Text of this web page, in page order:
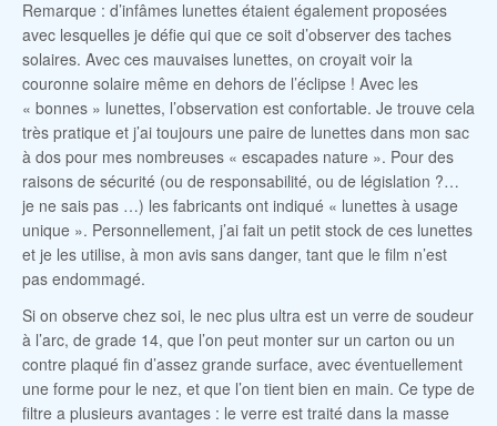
Remarque : d’infâmes lunettes étaient également proposées
avec lesquelles je défie qui que ce soit d’observer des taches
solaires. Avec ces mauvaises lunettes, on croyait voir la
couronne solaire même en dehors de l’éclipse ! Avec les
« bonnes » lunettes, l’observation est confortable. Je trouve cela
très pratique et j’ai toujours une paire de lunettes dans mon sac
à dos pour mes nombreuses « escapades nature ». Pour des
raisons de sécurité (ou de responsabilité, ou de législation ?…
je ne sais pas …) les fabricants ont indiqué « lunettes à usage
unique ». Personnellement, j’ai fait un petit stock de ces lunettes
et je les utilise, à mon avis sans danger, tant que le film n’est
pas endommagé.
Si on observe chez soi, le nec plus ultra est un verre de soudeur
à l’arc, de grade 14, que l’on peut monter sur un carton ou un
contre plaqué fin d’assez grande surface, avec éventuellement
une forme pour le nez, et que l’on tient bien en main. Ce type de
filtre a plusieurs avantages : le verre est traité dans la masse